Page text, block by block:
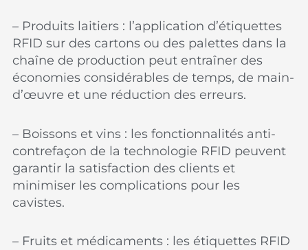
– Produits laitiers : l’application d’étiquettes
RFID sur des cartons ou des palettes dans la
chaîne de production peut entraîner des
économies considérables de temps, de main-
d’œuvre et une réduction des erreurs.
– Boissons et vins : les fonctionnalités anti-
contrefaçon de la technologie RFID peuvent
garantir la satisfaction des clients et
minimiser les complications pour les
cavistes.
– Fruits et médicaments : les étiquettes RFID